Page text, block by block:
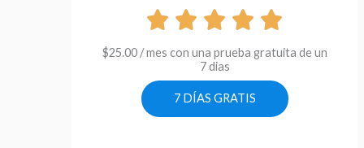
$25.00 / mes con una prueba gratuita de un
7 dias
7 DÍAS GRATIS